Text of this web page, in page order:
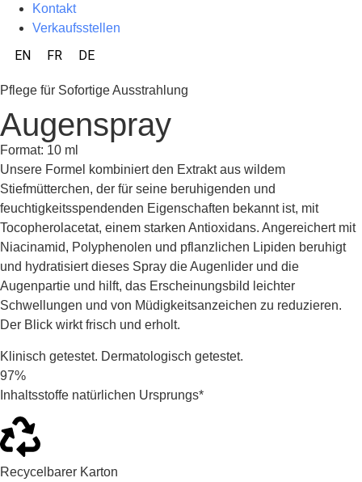
Kontakt
Verkaufsstellen
EN FR DE
Pflege für Sofortige Ausstrahlung
Augenspray
Format: 10 ml
Unsere Formel kombiniert den Extrakt aus wildem
Stiefmütterchen, der für seine beruhigenden und
feuchtigkeitsspendenden Eigenschaften bekannt ist, mit
Tocopherolacetat, einem starken Antioxidans. Angereichert mit
Niacinamid, Polyphenolen und pflanzlichen Lipiden beruhigt
und hydratisiert dieses Spray die Augenlider und die
Augenpartie und hilft, das Erscheinungsbild leichter
Schwellungen und von Müdigkeitsanzeichen zu reduzieren.
Der Blick wirkt frisch und erholt.
Klinisch getestet. Dermatologisch getestet.
97%
Inhaltsstoffe natürlichen Ursprungs*
Recycelbarer Karton